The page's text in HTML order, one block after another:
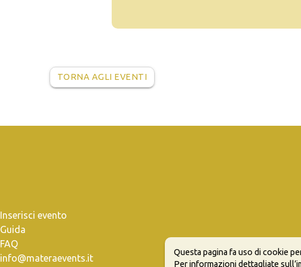
TORNA AGLI EVENTI
Inserisci evento
Guida
FAQ
info@materaevents.it
Questa pagina fa uso di cookie
Per informazioni dettagliate